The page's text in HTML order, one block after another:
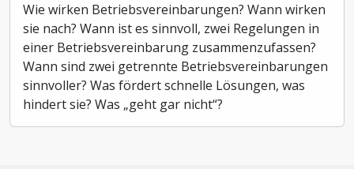
Wie wirken Betriebsvereinbarungen? Wann wirken
sie nach? Wann ist es sinnvoll, zwei Regelungen in
einer Betriebsvereinbarung zusammenzufassen?
Wann sind zwei getrennte Betriebsvereinbarungen
sinnvoller? Was fördert schnelle Lösungen, was
hindert sie? Was „geht gar nicht“?